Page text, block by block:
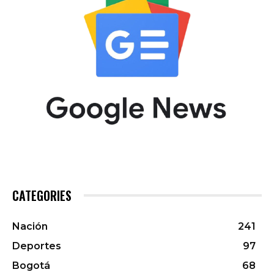
CATEGORIES
Nación
241
Deportes
97
Bogotá
68